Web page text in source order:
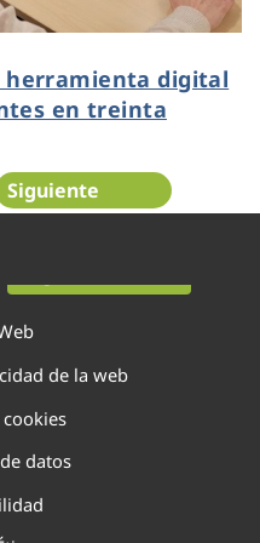
herramienta digital
en treinta
Siguiente
de la web
datos